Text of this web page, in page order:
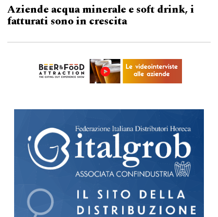
Aziende acqua minerale e soft drink, i
fatturati sono in crescita